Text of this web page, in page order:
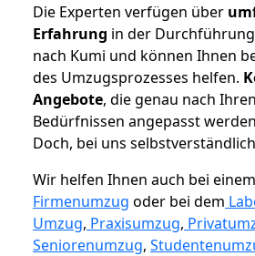
Die Experten verfügen über
Erfahrung in der
nach Kumi und können Ihnen
des Umzugsprozesses helfen. K
Angebote, die genau nach
Bedürfnissen angepasst
Doch, bei uns
Wir helfen Ihnen auch bei
Firmenumzug oder bei dem
Umzug, Praxisumzug,
Seniorenumzug,